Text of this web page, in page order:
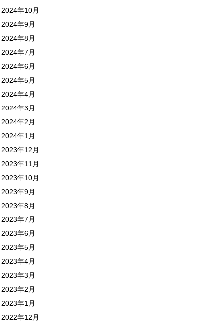
2024年10月
2024年9月
2024年8月
2024年7月
2024年6月
2024年5月
2024年4月
2024年3月
2024年2月
2024年1月
2023年12月
2023年11月
2023年10月
2023年9月
2023年8月
2023年7月
2023年6月
2023年5月
2023年4月
2023年3月
2023年2月
2023年1月
2022年12月